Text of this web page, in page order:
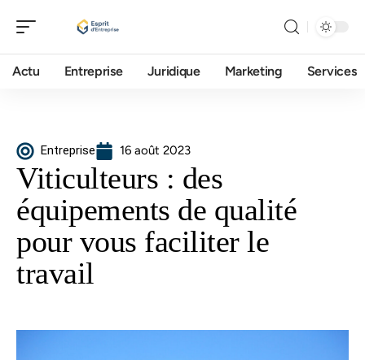
Actu Entreprise Juridique Marketing Services
Entreprise 16 août 2023
Viticulteurs : des
équipements de qualité
pour vous faciliter le
travail